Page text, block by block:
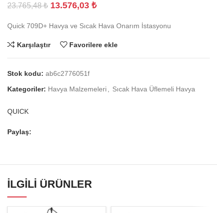
23.765,48₺ 13.576,03 ₺
Quick 709D+ Havya ve Sıcak Hava Onarım İstasyonu
Karşılaştır Favorilere ekle
Stok kodu: ab6c2776051f
Kategoriler: Havya Malzemeleri Sıcak Hava Üflemeli Havya
QUICK
Paylaş:
İLGILI ÜRÜNLER